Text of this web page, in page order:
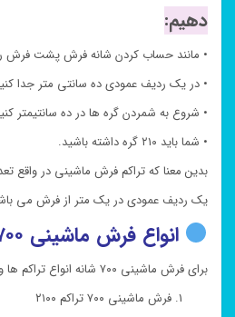
دهیم:
• مانند حساب کردن شانه فرش پشت فرش را
• در یک ردیف عمودی ده سانتی متر جدا
• شروع به شمردن گره ها در ده سانتیمتر
• شما باید ۲۱۰ گره داشته باشید.
بدین معنا که تراکم فرش ماشینی در واقع
یک ردیف عمودی در یک متر از فرش می
انواع فرش ماشینی ۷۰۰:
برای فرش ماشینی ۷۰۰ شانه انواع تراکم ها وجود دارد که عبارتند از:
فرش ماشینی ۷۰۰ تراکم ۲۱۰۰